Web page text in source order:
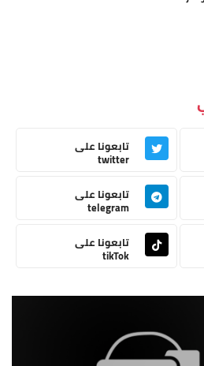
تابعونا على
twitter
تابعونا على
telegram
تابعونا على
tikTok